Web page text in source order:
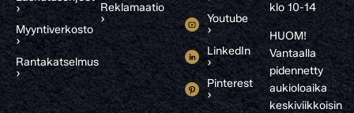
›
Myyntiverkosto
›
Rantakatselmus
›
Reklamaatio
›
Youtube
›
LinkedIn
›
Pinterest
›
klo 10-14
HUOM!
Vantaalla
pidennetty
aukioloaika
keskiviikkoisin